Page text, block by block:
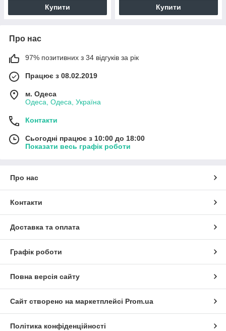
Купити Купити
Про нас
97% позитивних з 34 відгуків за рік
Працює з 08.02.2019
м. Одеса
Одеса, Одеса, Україна
Контакти
Сьогодні працює з 10:00 до 18:00
Показати весь графік роботи
Про нас
Контакти
Доставка та оплата
Графік роботи
Повна версія сайту
Сайт створено на маркетплейсі Prom.ua
Політика конфіденційності